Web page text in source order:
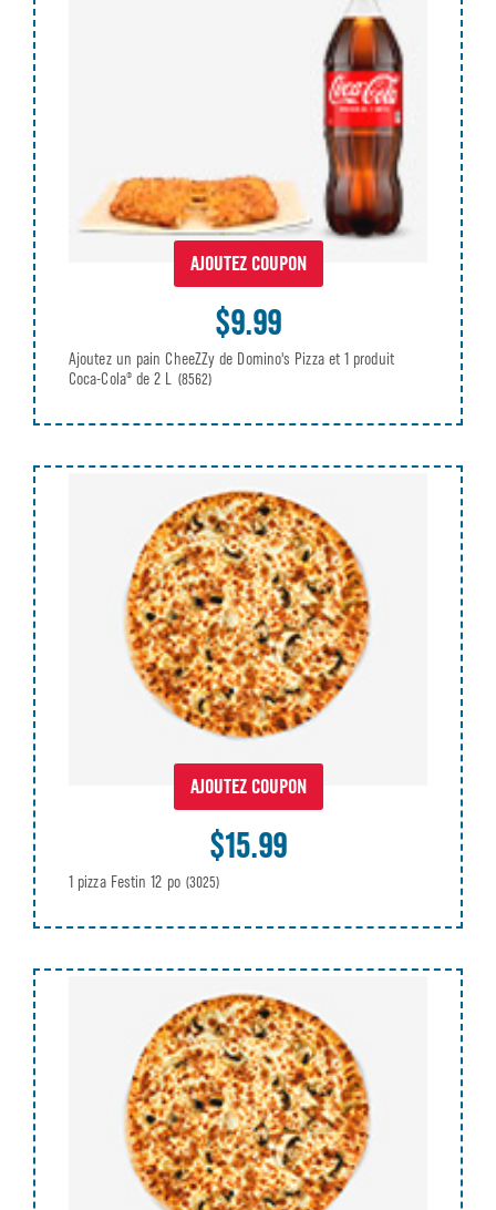
AJOUTEZ COUPON
$9.99
Ajoutez un pain CheeZZy de Domino's Pizza et 1 produit
Coca-Cola® de 2 L (8562)
AJOUTEZ COUPON
$15.99
1 pizza Festin 12 po (3025)